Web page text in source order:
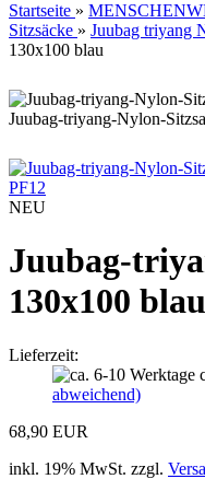
Startseite »
Sitzsäcke » Juubag triyang
130x100 blau
Juubag-triyang-Nylon-
PF12
NEU
Juubag-
130x100 blau
Lieferzeit:
abweichend)
68,90 EUR
inkl. 19% MwSt. zzgl.